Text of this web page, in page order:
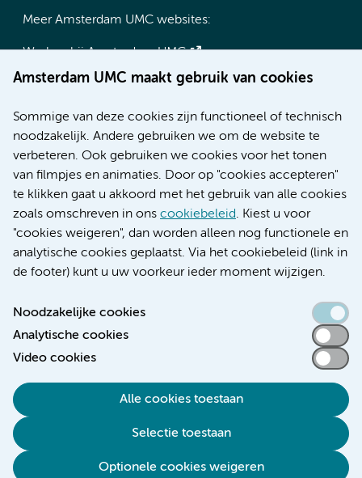
Amsterdam UMC maakt gebruik van cookies
Sommige van deze cookies zijn functioneel of technisch
noodzakelijk. Andere gebruiken we om de website te
verbeteren. Ook gebruiken we cookies voor het tonen
van filmpjes en animaties. Door op "cookies accepteren"
te klikken gaat u akkoord met het gebruik van alle cookies
zoals omschreven in ons cookiebeleid. Kiest u voor
"cookies weigeren", dan worden alleen nog functionele en
analytische cookies geplaatst. Via het cookiebeleid (link in
de footer) kunt u uw voorkeur ieder moment wijzigen.
Noodzakelijke cookies
Analytische cookies
Video cookies
Alle cookies toestaan
Selectie toestaan
Optionele cookies weigeren
Meer Amsterdam UMC websites:
Werken bij Amsterdam UMC
Over Amsterdam UMC
Research
Educatie locatie AMC
Educatie locatie VUmc
Verwijzen & diagnostiek
Toegankelijkheidsverklaring
Responsible disclosure
Disclaimer